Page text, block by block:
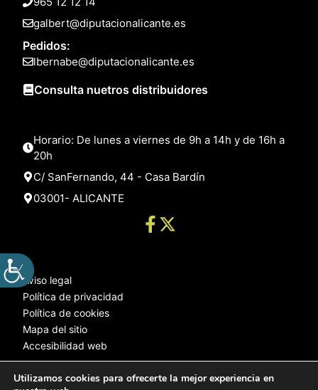
galbert@diputacionalicante.es
Pedidos:
lbernabe@diputacionalicante.es
Consulta nuetros distribuidores
Horario: De lunes a viernes de 9h a 14h y de 16h a
20h
C/ SanFernando, 44 - Casa Bardín
03001- ALICANTE
Aviso legal
Política de privacidad
Política de cookies
Mapa del sitio
Accesibilidad web
Utilizamos cookies para ofrecerte la mejor experiencia en